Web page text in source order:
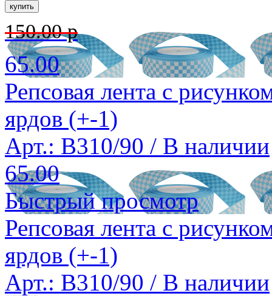
150.00 р
65.00
Репсовая лента с
ярдов (+-1)
Арт.: B310/90 / В наличии
65.00
Быстрый просмотр
Репсовая лента с
ярдов (+-1)
Арт.: B310/90 / В наличии